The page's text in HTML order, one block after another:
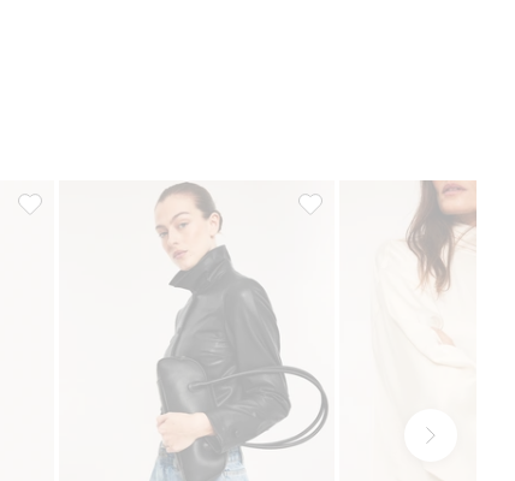
till i favoriter
Halsband med små pärlor, Lägg till i favoriterBowlingväska, Lägg till i